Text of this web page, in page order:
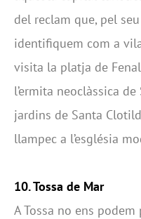
del reclam que, pel
identifiquem com a
visita la platja de
l’ermita neoclàssica
jardins de Santa
llampec a l’església
10. Tossa de Mar
A Tossa no ens